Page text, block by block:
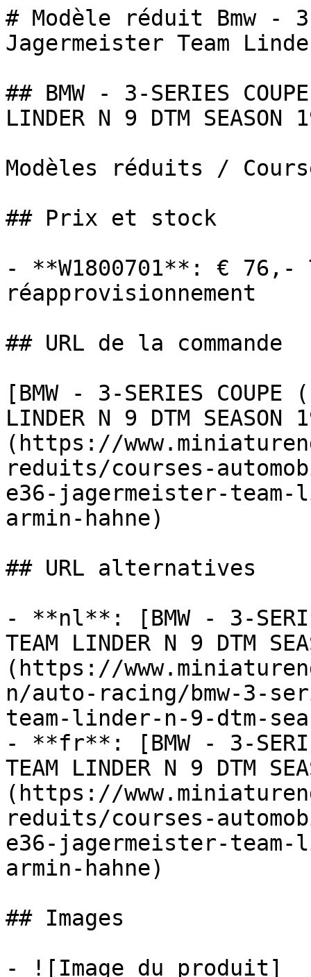
# Modèle réduit Bmw -
Jagermeister Team
## BMW - 3-SERIES
LINDER N 9 DTM SEASON
Modèles réduits /
## Prix et stock
- **W1800701**: € 76,-
réapprovisionnement
## URL de la commande
[BMW - 3-SERIES COUPE
LINDER N 9 DTM SEASON
(https://
reduits/courses-
e36-jagermeister-team-
armin-hahne)
## URL alternatives
- **nl**: [BMW - 3-
TEAM LINDER N 9 DTM
(https://
n/auto-racing/bmw-3-
team-linder-n-9-dtm-
- **fr**: [BMW - 3-SERIES
TEAM LINDER N 9 DTM
(https://
reduits/courses-
e36-jagermeister-team-
armin-hahne)
## Images
- ![Image du produit]